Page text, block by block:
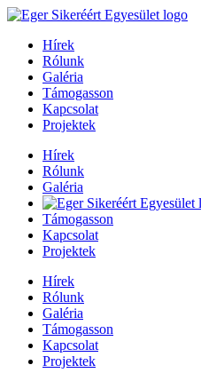
Hírek
Rólunk
Galéria
Támogasson
Kapcsolat
Projektek
Hírek
Rólunk
Galéria
Támogasson
Kapcsolat
Projektek
Hírek
Rólunk
Galéria
Támogasson
Kapcsolat
Projektek